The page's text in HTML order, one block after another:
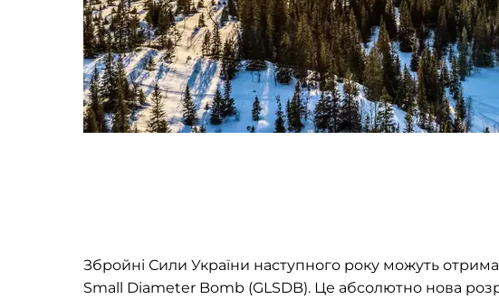
Збройні Сили України наступного року можуть
Small Diameter Bomb (GLSDB). Це абсолютно нова